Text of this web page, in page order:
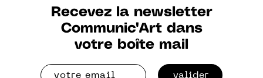
Recevez la newsletter
Communic'Art dans
votre boîte mail
valider